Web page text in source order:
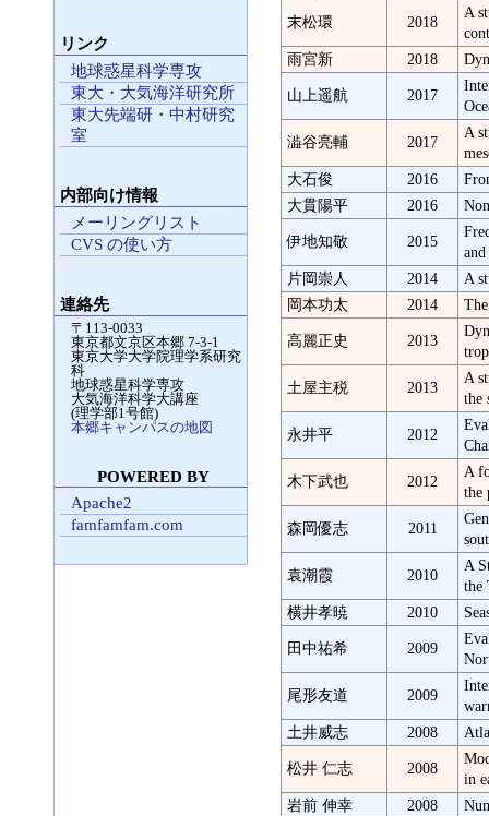
リンク
地球惑星科学専攻
東大・大気海洋研究所
東大先端研・中村研究
室
内部向け情報
メーリングリスト
CVS の使い方
連絡先
〒113-0033
東京都文京区本郷 7-3-1
東京大学大学院理学系研究
科
地球惑星科学専攻
大気海洋科学大講座
(理学部1号館)
本郷キャンパスの地図
POWERED BY
Apache2
famfamfam.com
末松環 2018
A
雨宮新
2018
山上遥航 2017
澁谷亮輔 2017
A
大石俊
2016
大貫陽平
2016
伊地知敬 2015
片岡崇人
2014
A
岡本功太
2014
高麗正史 2013
土屋主税 2013
A
the
永井平 2012
木下武也 2012
A
the
森岡優志 2011
袁潮霞 2010
A
the
横井孝暁
2010
田中祐希 2009
尾形友道 2009
土井威志
2008
松井 仁志 2008
in
岩前 伸幸
2008